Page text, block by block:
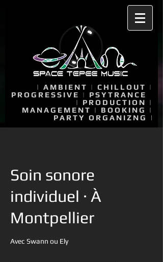
| AMBIENT | CHILLOUT |
PROGRESSIVE |
PSYTRANCE
|
PRODUCTION |
MANAGEMENT | BOOKING |
PARTY ORGANIZNG
|
Soin sonore
individuel · À
Montpellier
Avec Swann ou Ely